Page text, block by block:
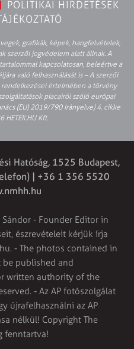
POLITIKAI HIRDETÉSEK
grafikák, képek, hangfelvételek,
szerzői jogvédelem alatt állnak. A
kapcsolatosan, beleértve a
való felhasználását is – A szerzői
rendelkezései értelmében a törvény
piacairól szóló európai
(EU) 2019/790 Irányelve) 4. cikke
Kft.
Hatóság, 1525 Budapest,
| +36 1 356 5520
- Founder Editor in
észrevételeit kérjük írja
. - The photos contained in
be published and
written authority of the
- Az AP fotószolgálat
újrafelhasználni az AP
nélkül! Copyright The
fenntartva!